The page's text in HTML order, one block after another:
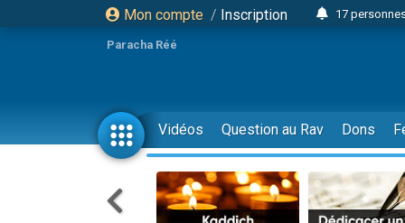
Mon compte / Inscription
17
Eva vient
4 personnes
3 personnes
3
Paracha Réé
Vidéos Question au Rav Dons